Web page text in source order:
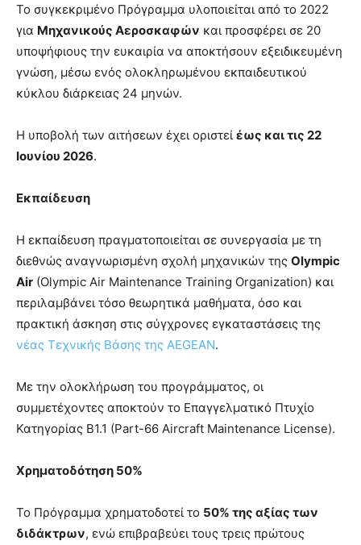
Το συγκεκριμένο Πρόγραμμα υλοποιείται από το 2022
για Μηχανικούς Αεροσκαφών και προσφέρει σε 20
υποψήφιους την ευκαιρία να αποκτήσουν εξειδικευμένη
γνώση, μέσω ενός ολοκληρωμένου εκπαιδευτικού
κύκλου διάρκειας 24 μηνών.
Η υποβολή των αιτήσεων έχει οριστεί έως και τις 22
Ιουνίου 2026.
Εκπαίδευση
Η εκπαίδευση πραγματοποιείται σε συνεργασία με τη
διεθνώς αναγνωρισμένη σχολή μηχανικών της Olympic
Air (Olympic Air Maintenance Training Organization) και
περιλαμβάνει τόσο θεωρητικά μαθήματα, όσο και
πρακτική άσκηση στις σύγχρονες εγκαταστάσεις της
νέας Τεχνικής Βάσης της AEGEAN.
Με την ολοκλήρωση του προγράμματος, οι
συμμετέχοντες αποκτούν το Επαγγελματικό Πτυχίο
Κατηγορίας Β1.1 (Part-66 Aircraft Maintenance License).
Χρηματοδότηση 50%
Το Πρόγραμμα χρηματοδοτεί το 50% της αξίας των
διδάκτρων, ενώ επιβραβεύει τους τρεις πρώτους